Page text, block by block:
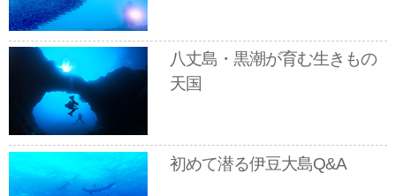
八丈島・黒潮が育む生きもの
天国
初めて潜る伊豆大島Q&A